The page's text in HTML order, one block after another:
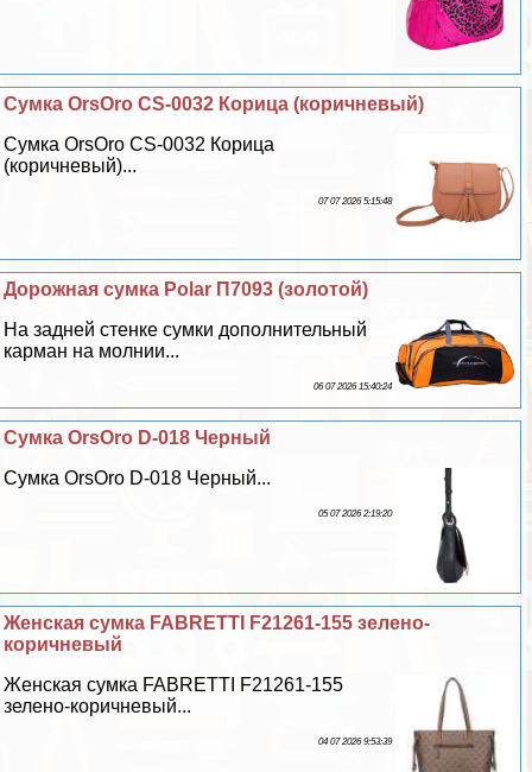
Сумка OrsOro CS-0032 Корица (коричневый)
Сумка OrsOro CS-0032 Корица
(коричневый)...
07 07 2026 5:15:48
Дорожная сумка Polar П7093 (золотой)
На задней стенке сумки дополнительный
карман на молнии...
06 07 2026 15:40:24
Сумка OrsOro D-018 Черный
Сумка OrsOro D-018 Черный...
05 07 2026 2:19:20
Женская сумка FABRETTI F21261-155 зелено-
коричневый
Женская сумка FABRETTI F21261-155
зелено-коричневый...
04 07 2026 9:53:39